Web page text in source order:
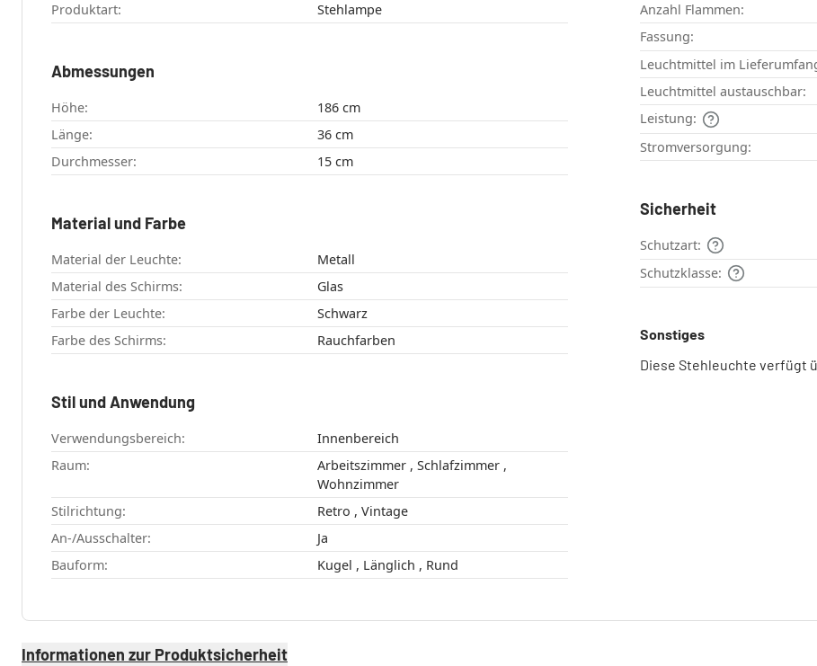
Produktart: Stehlampe
Abmessungen
Höhe:
186 cm
Länge:
36 cm
Durchmesser:
15 cm
Material und Farbe
Material der Leuchte:
Metall
Material des Schirms:
Glas
Farbe der Leuchte:
Schwarz
Farbe des Schirms:
Rauchfarben
Stil und Anwendung
Verwendungsbereich:
Innenbereich
Raum:
Arbeitszimmer , Schlafzimmer ,
Wohnzimmer
Stilrichtung:
Retro , Vintage
An-/Ausschalter:
Ja
Bauform:
Kugel , Länglich , Rund
Anzahl Flammen:
Fassung:
Leuchtmittel im
Leuchtmittel austauschbar:
Leistung:
Stromversorgung:
Sicherheit
Schutzart:
Schutzklasse:
Sonstiges
Diese Stehleuchte verfügt
Informationen zur Produktsicherheit